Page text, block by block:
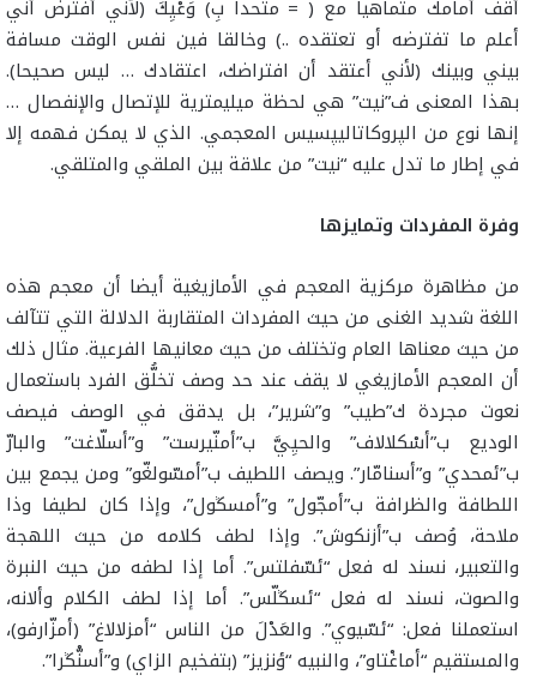
أقف أمامك متماهيا مع ( = متحدا بِ) وَعْيِكَ (لأني أفترض أني
أعلم ما تفترضه أو تعتقده ..) وخالقا فين نفس الوقت مسافة
بيني وبينك (لأني أعتقد أن افتراضك، اعتقادك … ليس صحيحا).
بهذا المعنى ف”نيت” هي لحظة ميليمترية للإتصال والإنفصال …
إنها نوع من الپروكاتاليپسيس المعجمي. الذي لا يمكن فهمه إلا
في إطار ما تدل عليه “نيت” من علاقة بين الملقي والمتلقي.
وفرة المفردات وتمايزها
من مظاهرة مركزية المعجم في الأمازيغية أيضا أن معجم هذه
اللغة شديد الغنى من حيث المفردات المتقاربة الدلالة التي تتآلف
من حيث معناها العام وتختلف من حيث معانيها الفرعية. مثال ذلك
أن المعجم الأمازيغي لا يقف عند حد وصف تخلُّق الفرد باستعمال
نعوت مجردة ك”طيب” و”شرير”، بل يدقق في الوصف فيصف
الوديع ب”أسْكلالاف” والحيِيَّ ب”أمنّيرست” و”أسلّاغت” والبارّ
ب”ئمحدي” و”أسنامّار”. ويصف اللطيف ب”أمسّولغّو” ومن يجمع بين
اللطافة والظرافة ب”أمجّول” و”أمسڭول”، وإذا كان لطيفا وذا
ملاحة، وُصف ب”أزنكوش”. وإذا لطف كلامه من حيث اللهجة
والتعبير، نسند له فعل “ئسّفلتس”. أما إذا لطفه من حيث النبرة
والصوت، نسند له فعل “ئسڭلّس”. أما إذا لطف الكلام وألانه،
استعملنا فعل: “ئسّيوي”. والعَدْلَ من الناس “أمزلالاغ” (أمزّارفو)،
والمستقيم “أماغْتاو”، والنبيه “ؤنزيز” (بتفخيم الزاي) و”أسنّْڭرا”.